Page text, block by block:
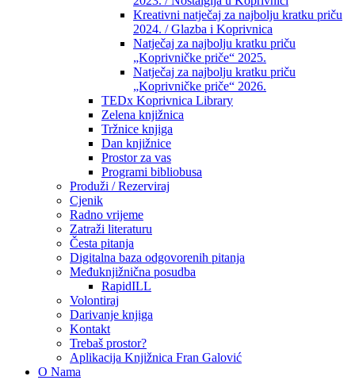
Kreativni natječaj za najbolju kratku priču
2024. / Glazba i Koprivnica
Natječaj za najbolju kratku priču
„Koprivničke priče“ 2025.
Natječaj za najbolju kratku priču
„Koprivničke priče“ 2026.
TEDx Koprivnica Library
Zelena knjižnica
Tržnice knjiga
Dan knjižnice
Prostor za vas
Programi bibliobusa
Produži / Rezerviraj
Cjenik
Radno vrijeme
Zatraži literaturu
Česta pitanja
Digitalna baza odgovorenih pitanja
Međuknjižnična posudba
RapidILL
Volontiraj
Darivanje knjiga
Kontakt
Trebaš prostor?
Aplikacija Knjižnica Fran Galović
O Nama